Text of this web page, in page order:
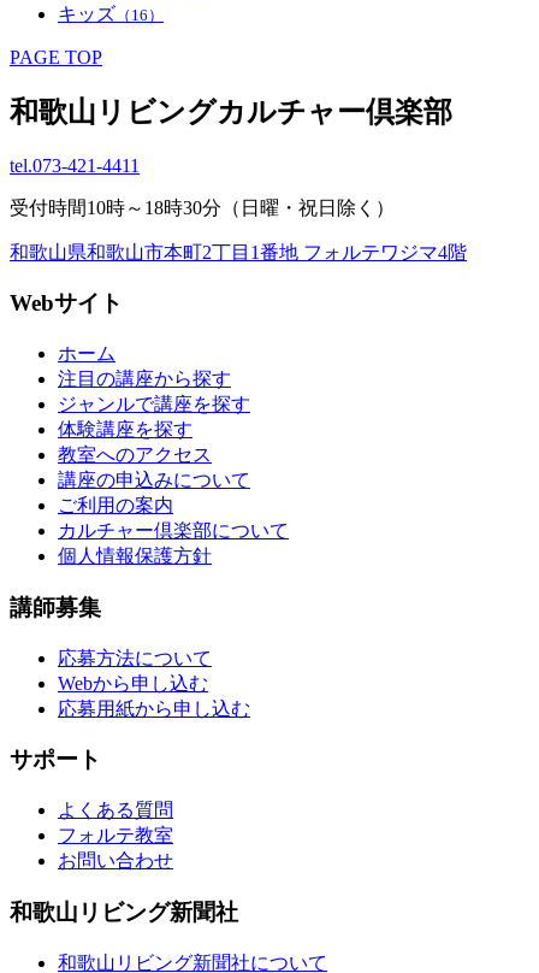
キッズ （16）
PAGE TOP
和歌山リビングカルチャー倶楽部
tel.073-421-4411
受付時間10時～18時30分（日曜・祝日除く）
和歌山県和歌山市本町2丁目1番地 フォルテワジマ4階
Webサイト
ホーム
注目の講座から探す
ジャンルで講座を探す
体験講座を探す
教室へのアクセス
講座の申込みについて
ご利用の案内
カルチャー倶楽部について
個人情報保護方針
講師募集
応募方法について
Webから申し込む
応募用紙から申し込む
サポート
よくある質問
フォルテ教室
お問い合わせ
和歌山リビング新聞社
和歌山リビング新聞社について